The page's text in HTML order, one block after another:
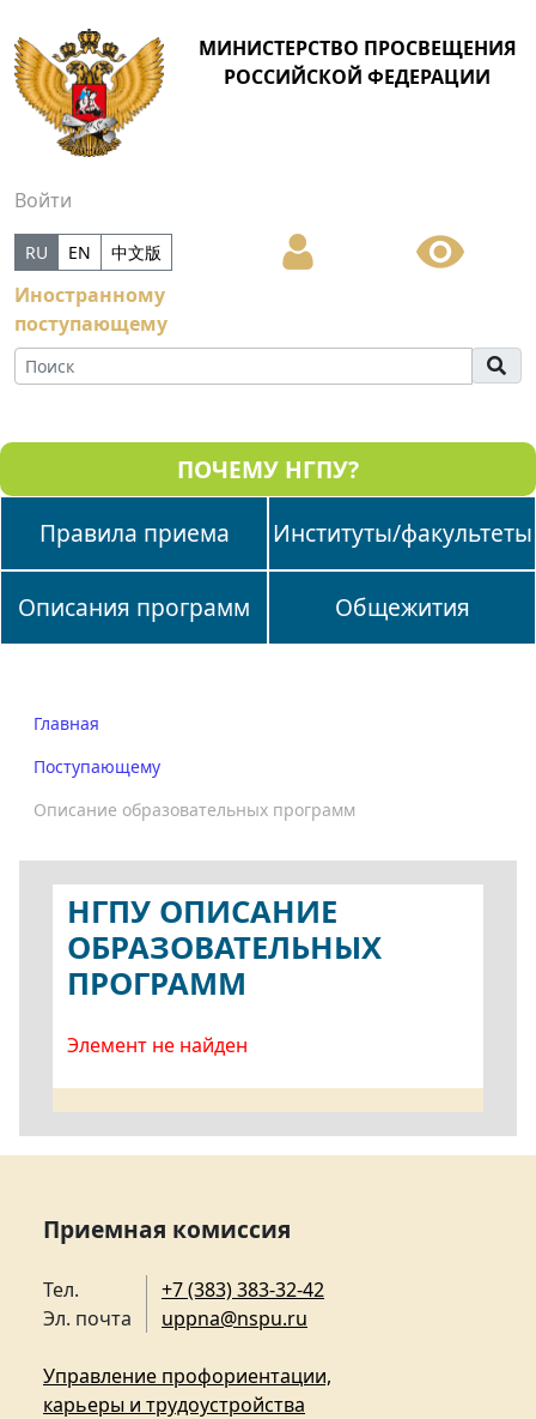
МИНИСТЕРСТВО ПРОСВЕЩЕНИЯ
РОССИЙСКОЙ ФЕДЕРАЦИИ
Войти
Иностранному
поступающему
RU EN 中文版
ПОЧЕМУ НГПУ?
Правила приема
Институты/факультеты
Описания программ Общежития
Главная
Поступающему
Описание образовательных программ
НГПУ ОПИСАНИЕ
ОБРАЗОВАТЕЛЬНЫХ
ПРОГРАММ
Элемент не найден
Приемная комиссия
Тел.
Эл. почта
+7 (383) 383-32-42
uppna@nspu.ru
Управление профориентации,
карьеры и трудоустройства